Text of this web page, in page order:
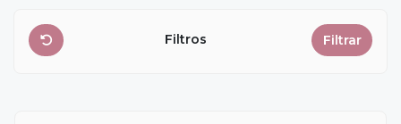
Filtros Filtrar